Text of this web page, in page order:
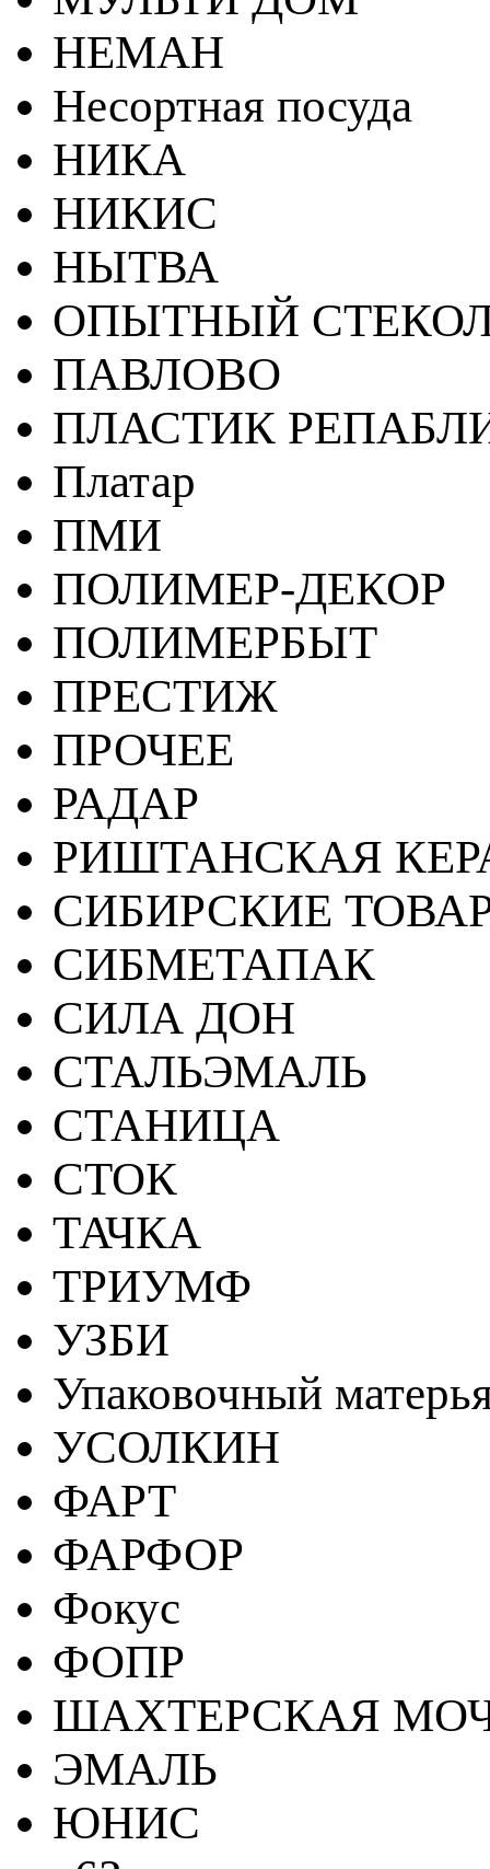
НЕМАН
Несортная посуда
НИКА
НИКИС
НЫТВА
ОПЫТНЫЙ
ПАВЛОВО
ПЛАСТИК
Платар
ПМИ
ПОЛИМЕР-ДЕКОР
ПОЛИМЕРБЫТ
ПРЕСТИЖ
ПРОЧЕЕ
РАДАР
РИШТАНСКАЯ
СИБИРСКИЕ
СИБМЕТАПАК
СИЛА ДОН
СТАЛЬЭМАЛЬ
СТАНИЦА
СТОК
ТАЧКА
ТРИУМФ
УЗБИ
Упаковочный
УСОЛКИН
ФАРТ
ФАРФОР
Фокус
ФОПР
ШАХТЕРСКАЯ
ЭМАЛЬ
ЮНИС